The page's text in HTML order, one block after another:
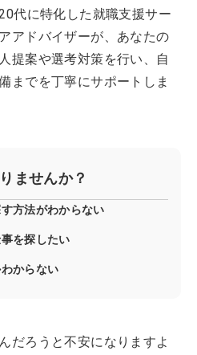
代に特化した就職支援サー
アドバイザーが、あなたの
提案や選考対策を行い、自
までを丁寧にサポートしま
ませんか？
方法がわからない
を探したい
からない
だろうと不安になりますよ